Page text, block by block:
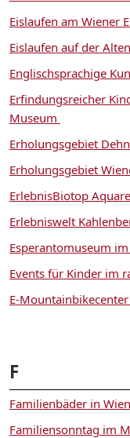
Eislaufen am Wiener
Eislaufen auf der
Englischsprachige
Erfindungsreicher
Museum
Erholungsgebiet
Erholungsgebiet
ErlebnisBiotop
Erlebniswelt
Esperantomuseum
Events für Kinder im
E-
F
Familienbäder in Wien
Familiensonntag im